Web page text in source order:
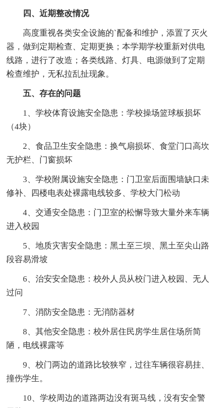
四、近期整改情况
高度重视各类安全设施的`配备和维护，添置了灭火
器，做到定期检查、定期更换；本学期学校重新对供电
线路，进行了改造；各类线路、灯具、电源做到了定期
检查维护，无私拉乱扯现象。
五、存在的问题
1、学校体育设施安全隐患：学校操场篮球板损坏
（4块）
2、食品卫生安全隐患：换气扇损坏、食堂门口高坎
无护栏、门窗损坏
3、学校附属设施安全隐患：门卫室后面围墙缺口未
修补、四楼电表处裸露电线较多、学校大门松动
4、交通安全隐患：门卫室的松懈导致大量外来车辆
进入校园
5、地质灾害安全隐患：黑土至三坝、黑土至尖山路
段容易滑坡
6、治安安全隐患：校外人员从校门进入校园、无人
过问
7、消防安全隐患：无消防器材
8、其他安全隐患：校外居住民房学生居住场所简
陋，电线裸露等
9、校门两边的道路比较狭窄，过往车辆很容易挂、
撞伤学生。
10、学校周边的道路两边没有斑马线，没有安全警